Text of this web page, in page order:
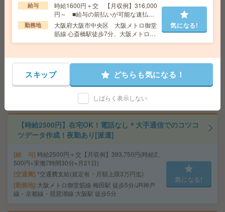
17時まで＊【コツコツ】残業ほぼなし▼武庫川で一般事
務[派遣]
働7h30m×週4日×4週 ※月収例を保証するものではあり
ません。※給与即受取りサービス利用可（利用条件有）
交通費 1ヶ月3万円を上限として実費支給
勤務地 阪神本線 武庫川 徒歩25分 阪神本線 出
気になる!
【時給2500円】在宅OK！電話なし＊大手通信でのコツコ
ツデータ作成！夜勤あり[派遣]
給 与 時給2500円＋交【月収例】393,750円(時給2,
500円×実働7時間30分×月21日)
交通費 *交通費支給(規定有・月額上限3万円迄)
勤務地 大阪メトロ御堂筋線 梅田駅 徒歩5分/JR神戸
線・京都線・琵琶湖線 大阪駅 徒歩5分
気になる!
給与
時給1600円＋交 【月収例】316,000
円～ ■給与の前払いが可能な速払い
サービスあり
勤務地
大阪府大阪市中央区 大阪メトロ御堂
筋線 心斎橋駅徒歩7分、大阪メトロ御
堂筋線 本町駅徒歩7分
気になる!
スキップ どちらも気になる！
しばらく表示しない